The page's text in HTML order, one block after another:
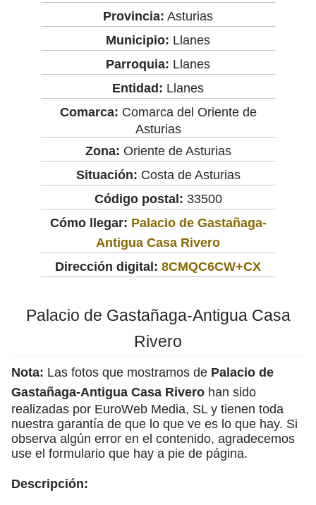
Provincia: Asturias
Municipio: Llanes
Parroquia: Llanes
Entidad: Llanes
Comarca: Comarca del Oriente de
Asturias
Zona: Oriente de Asturias
Situación: Costa de Asturias
Código postal: 33500
Cómo llegar: Palacio de Gastañaga-
Antigua Casa Rivero
Dirección digital: 8CMQC6CW+CX
Palacio de Gastañaga-Antigua Casa
Rivero
Nota: Las fotos que mostramos de Palacio de
Gastañaga-Antigua Casa Rivero han sido
realizadas por EuroWeb Media, SL y tienen toda
nuestra garantía de que lo que ve es lo que hay. Si
observa algún error en el contenido, agradecemos
use el formulario que hay a pie de página.
Descripción: